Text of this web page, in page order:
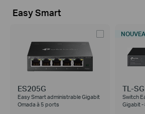
Easy Smart
ES205G
Easy Smart administrable Gigabit
Omada à 5 ports
TL-
Switch
Gigabit -